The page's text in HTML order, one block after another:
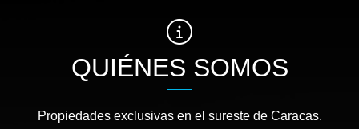
QUIÉNES SOMOS
Propiedades exclusivas en el sureste de Caracas.